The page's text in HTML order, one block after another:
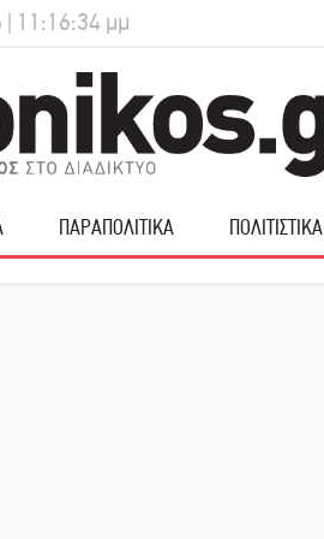
11:16:35 μμ
ΠΑΡΑΠΟΛΙΤΙΚΑ ΠΟΛΙΤΙΣΤΙΚΑ